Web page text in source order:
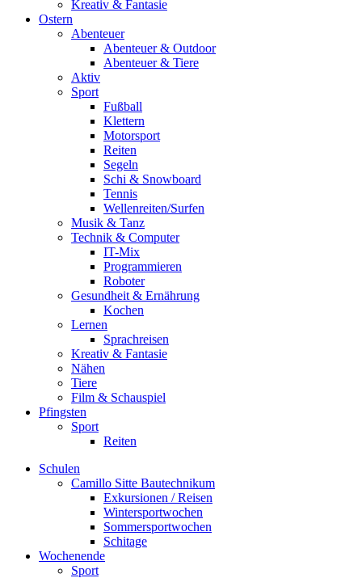
Kreativ & Fantasie
Ostern
Abenteuer
Abenteuer & Outdoor
Abenteuer & Tiere
Aktiv
Sport
Fußball
Klettern
Motorsport
Reiten
Segeln
Schi & Snowboard
Tennis
Wellenreiten/Surfen
Musik & Tanz
Technik & Computer
IT-Mix
Programmieren
Roboter
Gesundheit & Ernährung
Kochen
Lernen
Sprachreisen
Kreativ & Fantasie
Nähen
Tiere
Film & Schauspiel
Pfingsten
Sport
Reiten
Schulen
Camillo Sitte Bautechnikum
Exkursionen / Reisen
Wintersportwochen
Sommersportwochen
Schitage
Wochenende
Sport